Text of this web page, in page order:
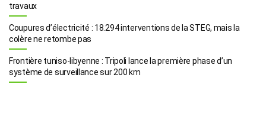
travaux
Coupures d’électricité : 18.294 interventions de la STEG, mais la
colère ne retombe pas
Frontière tuniso-libyenne : Tripoli lance la première phase d’un
système de surveillance sur 200 km